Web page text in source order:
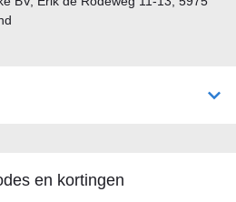
en kortingen